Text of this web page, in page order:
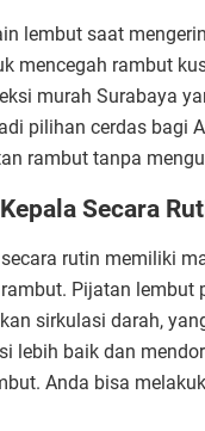
lembut saat
mencegah rambut
murah Surabaya
pilihan cerdas bagi
rambut tanpa
Secara
rutin memiliki
Pijatan lembut
sirkulasi darah,
lebih baik dan
Anda bisa